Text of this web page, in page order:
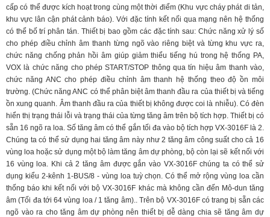
cấp có thể được kích hoạt trong cùng một thời điểm (Khu vực cháy phát di tản,
khu vực lân cận phát cảnh báo). Với đặc tính kết nối qua mạng nên hệ thống
có thể bố trí phân tán. Thiết bị bao gồm các đặc tính sau: Chức năng xử lý số
cho phép điều chỉnh âm thanh từng ngõ vào riêng biệt và từng khu vực ra,
chức năng chống phản hồi âm giúp giảm thiểu tiếng hú trong hệ thống PA,
VOX là chức năng cho phép START/STOP thông qua tín hiệu âm thanh vào,
chức năng ANC cho phép điều chỉnh âm thanh hệ thống theo độ ồn môi
trường. (Chức năng ANC có thể phân biệt âm thanh đầu ra của thiết bị và tiếng
ồn xung quanh. Âm thanh đầu ra của thiết bị không được coi là nhiễu). Có đèn
hiển thị trạng thái lỗi và trạng thái của từng tăng âm trên bộ tích hợp. Thiết bị có
sẵn 16 ngõ ra loa. Số tăng âm có thể gắn tối đa vào bộ tích hợp VX-3016F là 2.
Chúng ta có thể sử dụng hai tăng âm này như 2 tăng âm công suất cho cả 16
vùng loa hoặc sử dụng một bộ làm tăng âm dự phòng, bộ còn lại sẽ kết nối với
16 vùng loa. Khi cả 2 tăng âm được gắn vào VX-3016F chúng ta có thể sử
dụng kiểu 2-kênh 1-BUS/8 - vùng loa tuỳ chọn. Có thể mở rộng vùng loa cần
thống báo khi kết nối với bộ VX-3016F khác mà không cần đến Mô-dun tăng
âm (Tối đa tới 64 vùng loa / 1 tăng âm).. Trên bộ VX-3016F có trang bị sẵn các
ngõ vào ra cho tăng âm dự phòng nên thiết bị dễ dàng chia sẽ tăng âm dự